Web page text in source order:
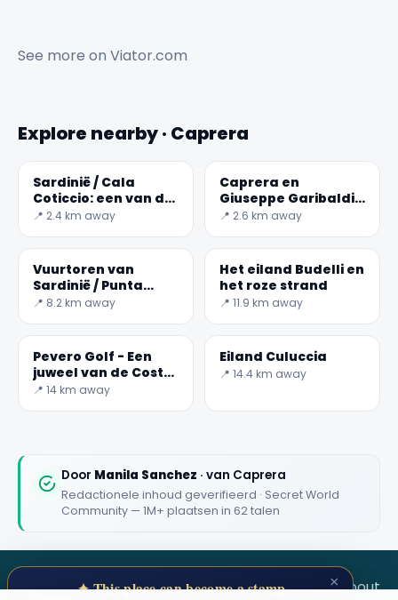
See more on Viator.com
Explore nearby · Caprera
Sardinië / Cala
Coticcio: een van de
mooiste stranden
📍 2.4 km away
Caprera en
Giuseppe Garibaldi
Memorial
📍 2.6 km away
Vuurtoren van
Sardinië / Punta
Sardegna
📍 8.2 km away
Het eiland Budelli en
het roze strand
📍 11.9 km away
Pevero Golf - Een
juweel van de Costa
Smeralda
📍 14 km away
Eiland Culuccia
📍 14.4 km away
Door Manila Sanchez · van Caprera
Redactionele inhoud geverifieerd · Secret World
Community — 1M+ plaatsen in 62 talen
SECRET WORLD TermsPrivacyAbout
✕
★★★★★
1,000,000+ places in your pocket. Free.
×
✦ This place can become a stamp